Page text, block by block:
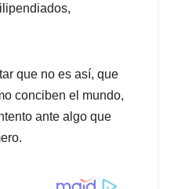
que no es así, que
conciben el mundo,
ante algo que